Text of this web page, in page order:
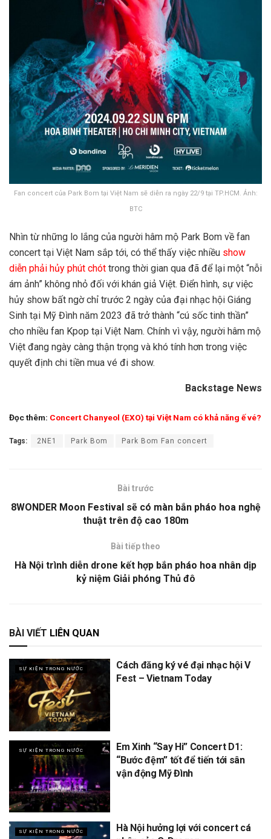
Fan concert của Park Bom tại Việt Nam sẽ diễn ra ngày 22/9 tại TP.HCM. Ảnh:
BTC
Nhìn từ những lo lắng của người hâm mộ Park Bom về fan
concert tại Việt Nam sắp tới, có thể thấy việc nhiều show
diễn phải hủy phút chót trong thời gian qua đã để lại một “nỗi
ám ảnh” không nhỏ đối với khán giả Việt. Điển hình, sự việc
hủy show bất ngờ chỉ trước 2 ngày của đại nhạc hội Giáng
Sinh tại Mỹ Đình năm 2023 đã trở thành “cú sốc tinh thần”
cho nhiều fan Kpop tại Việt Nam. Chính vì vậy, người hâm mộ
Việt đang ngày càng thận trọng và khó tính hơn trong việc
quyết định chi tiền mua vé đi show.
Backstage News
Đọc thêm: Concert Chanyeol (EXO) tại Việt Nam có khả năng ế vé?
Tags: 2NE1 Park Bom Park Bom Fan concert
Bài trước
8WONDER Moon Festival sẽ có màn bắn pháo hoa nghệ
thuật trên độ cao 180m
Bài tiếp theo
Hà Nội trình diễn drone kết hợp bắn pháo hoa nhân dịp
kỷ niệm Giải phóng Thủ đô
BÀI VIẾT LIÊN QUAN
SỰ KIỆN TRONG NƯỚC
Cách đăng ký vé đại nhạc hội V
Fest – Vietnam Today
SỰ KIỆN TRONG NƯỚC
Em Xinh “Say Hi” Concert D1:
“Bước đệm” tốt để tiến tới sân
vận động Mỹ Đình
SỰ KIỆN TRONG NƯỚC
Hà Nội hưởng lợi với concert cá